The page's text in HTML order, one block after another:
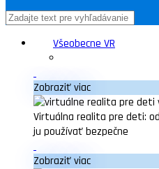
Všeobecne VR
Zobraziť viac
Virtuálna realita pre deti:
ju používať bezpečne
Zobraziť viac